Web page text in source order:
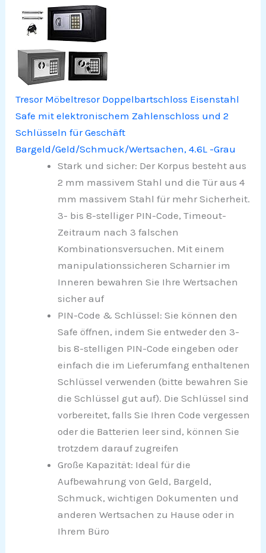
Tresor Möbeltresor Doppelbartschloss Eisenstahl
Safe mit elektronischem Zahlenschloss und 2
Schlüsseln für Geschäft
Bargeld/Geld/Schmuck/Wertsachen, 4.6L -Grau
Stark und sicher: Der Korpus besteht aus
2 mm massivem Stahl und die Tür aus 4
mm massivem Stahl für mehr Sicherheit.
3- bis 8-stelliger PIN-Code, Timeout-
Zeitraum nach 3 falschen
Kombinationsversuchen. Mit einem
manipulationssicheren Scharnier im
Inneren bewahren Sie Ihre Wertsachen
sicher auf
PIN-Code & Schlüssel: Sie können den
Safe öffnen, indem Sie entweder den 3-
bis 8-stelligen PIN-Code eingeben oder
einfach die im Lieferumfang enthaltenen
Schlüssel verwenden (bitte bewahren Sie
die Schlüssel gut auf). Die Schlüssel sind
vorbereitet, falls Sie Ihren Code vergessen
oder die Batterien leer sind, können Sie
trotzdem darauf zugreifen
Große Kapazität: Ideal für die
Aufbewahrung von Geld, Bargeld,
Schmuck, wichtigen Dokumenten und
anderen Wertsachen zu Hause oder in
Ihrem Büro